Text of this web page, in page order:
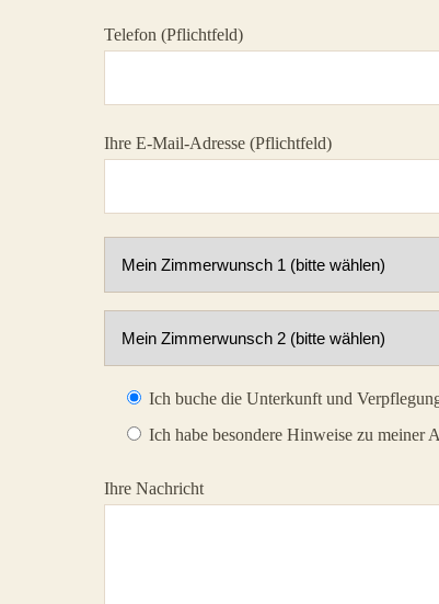
Telefon (Pflichtfeld)
Ihre E-Mail-Adresse (Pflichtfeld)
Ich buche die Unterkunft und
Ich habe besondere Hinweise zu meiner
Ihre Nachricht